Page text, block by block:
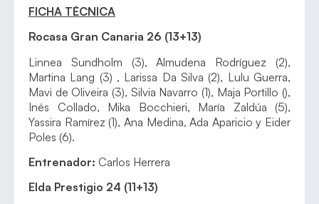
FICHA TÉCNICA
Rocasa Gran Canaria 26 (13+13)
Linnea Sundholm (3), Almudena Rodríguez (2),
Martina Lang (3) , Larissa Da Silva (2), Lulu Guerra,
Mavi de Oliveira (3), Silvia Navarro (1), Maja Portillo (),
Inés Collado, Mika Bocchieri, María Zaldúa (5),
Yassira Ramírez (1), Ana Medina, Ada Aparicio y Eider
Poles (6).
Entrenador: Carlos Herrera
Elda Prestigio 24 (11+13)